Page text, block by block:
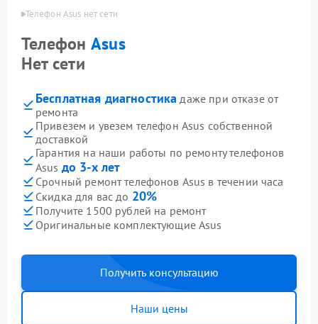
Телефон Asus нет сети
Телефон Asus
Нет сети
Бесплатная диагностика даже при отказе от
ремонта
Привезем и увезем телефон Asus собственной
доставкой
Гарантия на наши работы по ремонту телефонов
Asus до 3-х лет
Срочный ремонт телефонов Asus в течении часа
Скидка для вас до 20%
Получите 1500 рублей на ремонт
Оригинальные комплектующие Asus
Получить консультацию
Наши цены